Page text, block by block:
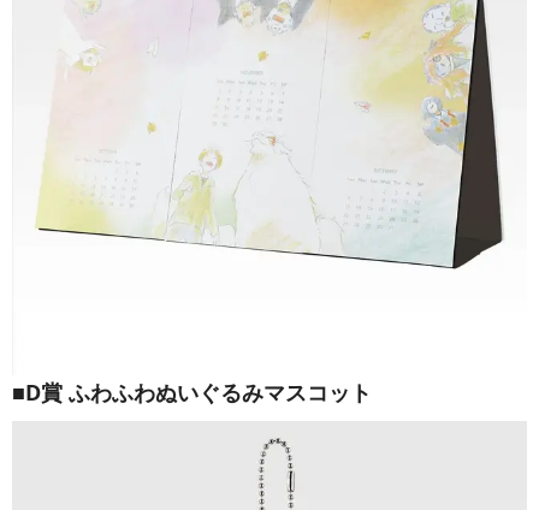
■D賞 ふわふわぬいぐるみマスコット